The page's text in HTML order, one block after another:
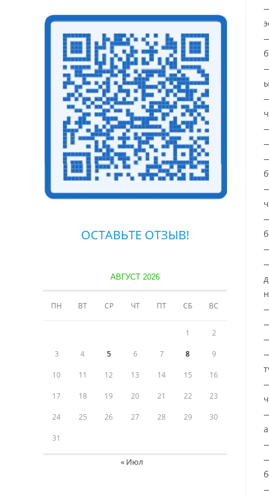
ОСТАВЬТЕ ОТЗЫВ!
АВГУСТ 2026
ПН ВТ СР ЧТ ПТ СБ ВС
1 2
3 4 5 6 7 8 9
10 11 12 13 14 15 16
17 18 19 20 21 22 23
24 25 26 27 28 29 30
31
« Июл